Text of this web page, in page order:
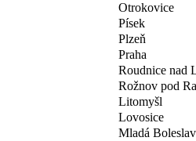
Otrokovice
Písek
Plzeň
Praha
Roudnice nad
Rožnov pod
Litomyšl
Lovosice
Mladá Boleslav